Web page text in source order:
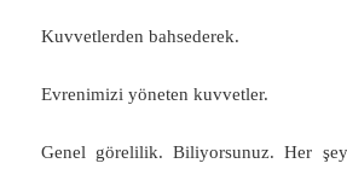
Kuvvetlerden bahsederek.
Evrenimizi yöneten kuvvetler.
Genel görelilik. Biliyorsunuz. Her